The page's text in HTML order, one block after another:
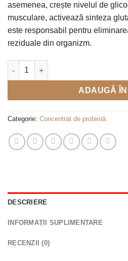
asemenea, crește nivelul de
musculare, activează sinteza
este responsabil pentru
reziduale din organizm.
Cantitate WPC 80 milk chocolate
ADAUGĂ ÎN
Categorie: Concentrat de proteină
DESCRIERE
INFORMAȚII SUPLIMENTARE
RECENZII (0)